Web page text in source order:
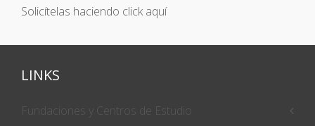
Solicítelas haciendo click aquí
LINKS
Fundaciones y Centros de Estudio